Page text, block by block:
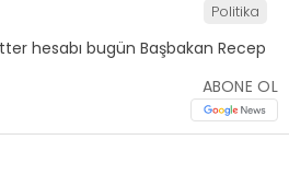
Politika
ABONE OL